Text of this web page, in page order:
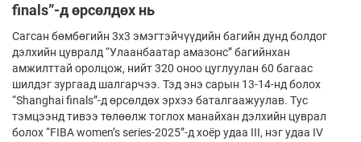
finals”-д өрсөлдөх нь
Сагсан бөмбөгийн 3х3 эмэгтэйчүүдийн багийн дунд болдог
дэлхийн цувралд “Улаанбаатар амазонс” багийнхан
амжилттай оролцож, нийт 320 оноо цуглуулан 60 багаас
шилдэг зургаад шалгарчээ. Тэд энэ сарын 13-14-нд болох
“Shanghai finals”-д өрсөлдөх эрхээ баталгаажуулав. Тус
тэмцээнд тивээ төлөөлж тоглох манайхан дэлхийн цуврал
болох “FIBA women’s series-2025”-д хоёр удаа III, нэг удаа IV